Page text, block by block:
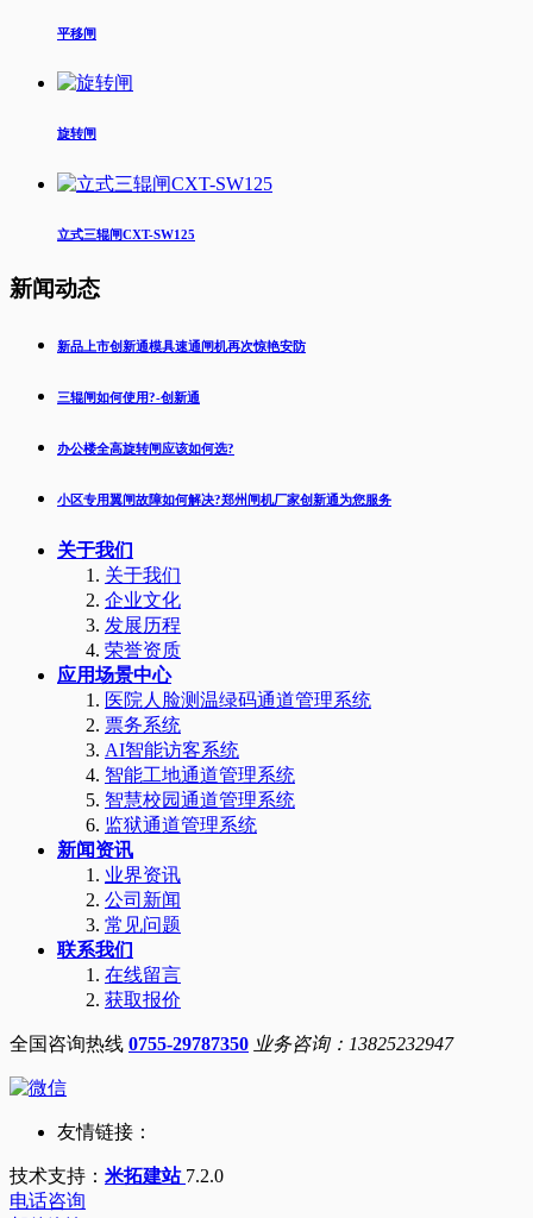
平移闸
旋转闸
立式三辊闸CXT-SW125
新闻动态
新品上市创新通模具速通闸机再次惊艳安防
三辊闸如何使用?-创新通
办公楼全高旋转闸应该如何选?
小区专用翼闸故障如何解决?郑州闸机厂家创新通为您服务
关于我们
关于我们
企业文化
发展历程
荣誉资质
应用场景中心
医院人脸测温绿码通道管理系统
票务系统
AI智能访客系统
智能工地通道管理系统
智慧校园通道管理系统
监狱通道管理系统
新闻资讯
业界资讯
公司新闻
常见问题
联系我们
在线留言
获取报价
全国咨询热线 0755-29787350 业务咨询：13825232947
友情链接：
技术支持： 米拓建站 7.2.0
电话咨询